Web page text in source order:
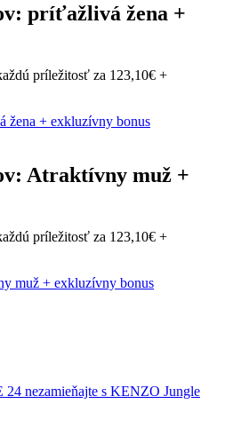
príťažlivá žena +
príležitosť za 123,10€ +
žena + exkluzívny bonus
Atraktívny muž +
príležitosť za 123,10€ +
muž + exkluzívny bonus